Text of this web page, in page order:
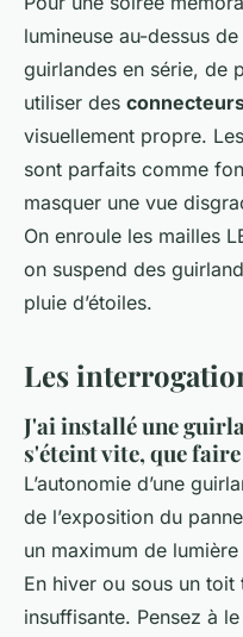
lumineuse au-dessus
guirlandes en série, de
utiliser des
visuellement propre.
sont parfaits comme
masquer une vue
On enroule les mailles
on suspend des
pluie d’étoiles.
Les
J'ai installé une
s'éteint vite, que faire
L’autonomie d’une
de l’exposition du
un maximum de
En hiver ou sous un
insuffisante. Pensez à